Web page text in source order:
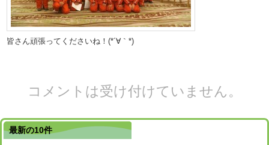
皆さん頑張ってくださいね！(*´∀｀*)
コメントは受け付けていません。
最新の10件